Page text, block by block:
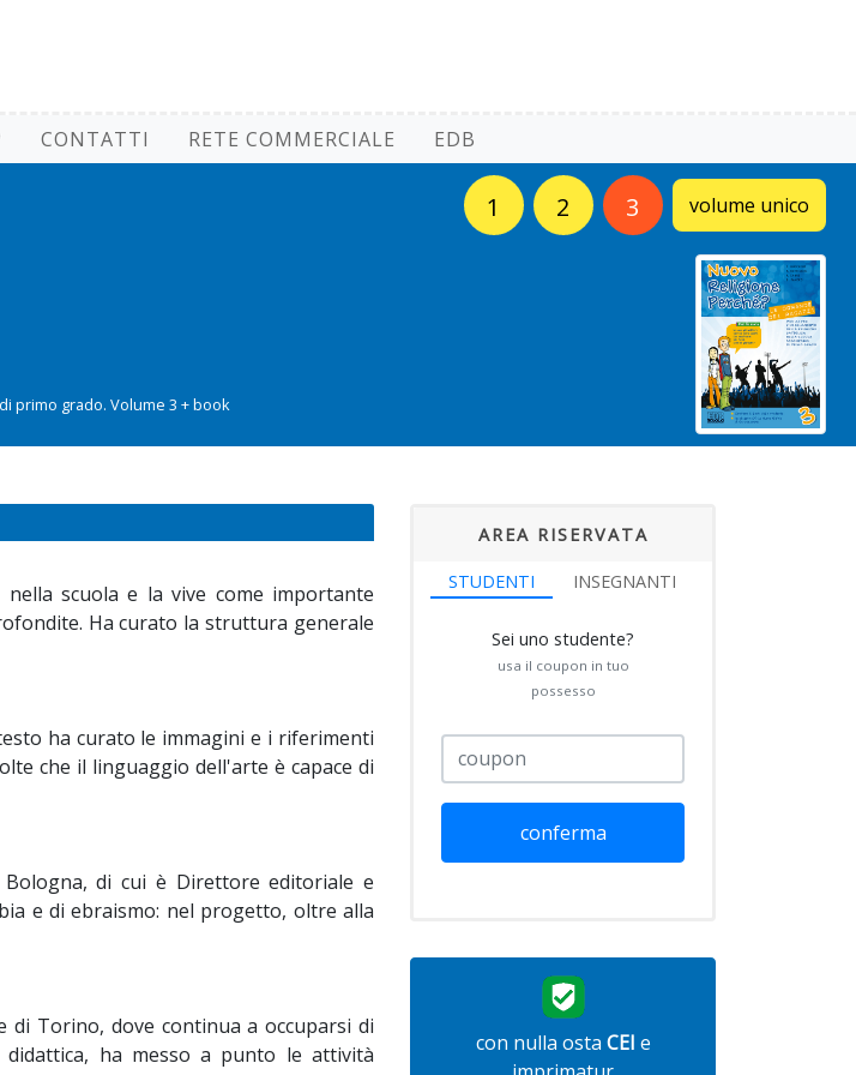
CONTATTI RETE COMMERCIALE EDB
primo grado. Volume 3 + book
1 2 3 volume unico
scuola e la vive come importante
Ha curato la struttura generale
ha curato le immagini e i riferimenti
che il linguaggio dell'arte è capace di
di cui è Direttore editoriale e
e di ebraismo: nel progetto, oltre alla
di Torino, dove continua a occuparsi di
ha messo a punto le attività
AREA RISERVATA
STUDENTI INSEGNANTI
Sei uno studente?
usa il coupon in tuo
possesso
conferma
con nulla osta CEI e